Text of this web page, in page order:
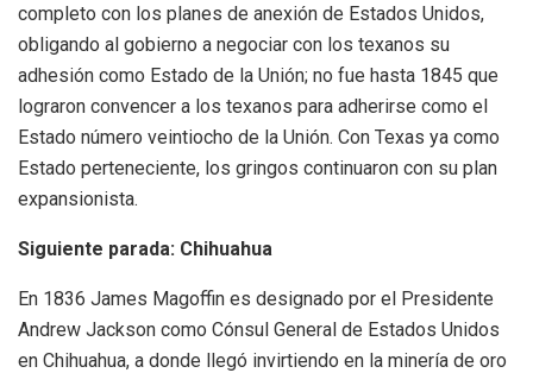
completo con los planes de anexión de Estados Unidos,
obligando al gobierno a negociar con los texanos su
adhesión como Estado de la Unión; no fue hasta 1845 que
lograron convencer a los texanos para adherirse como el
Estado número veintiocho de la Unión. Con Texas ya como
Estado perteneciente, los gringos continuaron con su plan
expansionista.
Siguiente parada: Chihuahua
En 1836 James Magoffin es designado por el Presidente
Andrew Jackson como Cónsul General de Estados Unidos
en Chihuahua, a donde llegó invirtiendo en la minería de oro